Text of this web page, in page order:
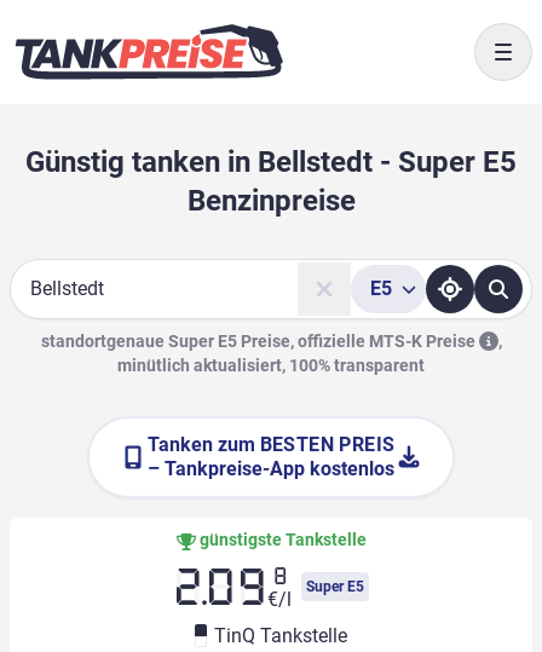
Günstig tanken in Bellstedt - Super E5
Benzinpreise
Suche
E5
standortgenaue Super E5 Preise, offizielle MTS-K Preise
,
minütlich aktualisiert, 100% transparent
Tanken zum BESTEN PREIS
– Tankpreise-App kostenlos
günstigste Tankstelle
2.09 8
€/l
Super E5
TinQ Tankstelle